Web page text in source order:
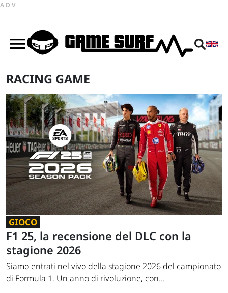
ADV
RACING GAME
GIOCO
F1 25, la recensione del DLC con la
stagione 2026
Siamo entrati nel vivo della stagione 2026 del campionato
di Formula 1. Un anno di rivoluzione, con...